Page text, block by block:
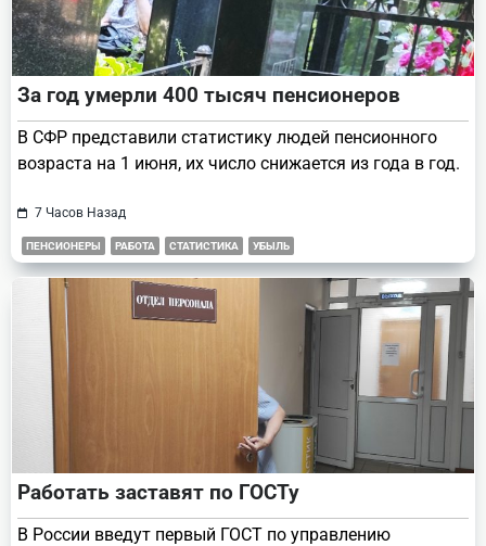
За год умерли 400 тысяч пенсионеров
В СФР представили статистику людей пенсионного
возраста на 1 июня, их число снижается из года в год.
7 Часов Назад
ПЕНСИОНЕРЫ РАБОТА СТАТИСТИКА УБЫЛЬ
Работать заставят по ГОСТу
В России введут первый ГОСТ по управлению